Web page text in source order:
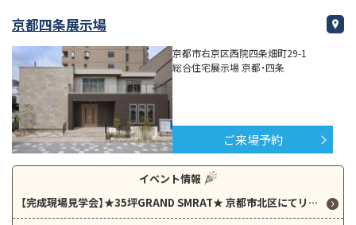
京都四条展示場
京都市右京区西院四条畑町29-1
総合住宅展示場 京都・四条
ご来場予約
イベント情報
【完成現場見学会】★35坪GRAND SMRAT★ 京都市北区にてリアルサイズのお家を見学できます！ぜひモデルハウスと比べてみてください！